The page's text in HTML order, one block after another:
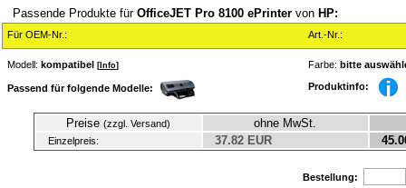
Passende Produkte für OfficeJET Pro 8100 ePrinter von HP:
Für OEM-Nr.: Art.-Nr.:
Modell: kompatibel [ Info] Farbe: bitte
Passend für folgende Modelle: Produktinfo:
Preise (zzgl. Versand) ohne MwSt.
Einzelpreis: 37.82 EUR
Bestellung: